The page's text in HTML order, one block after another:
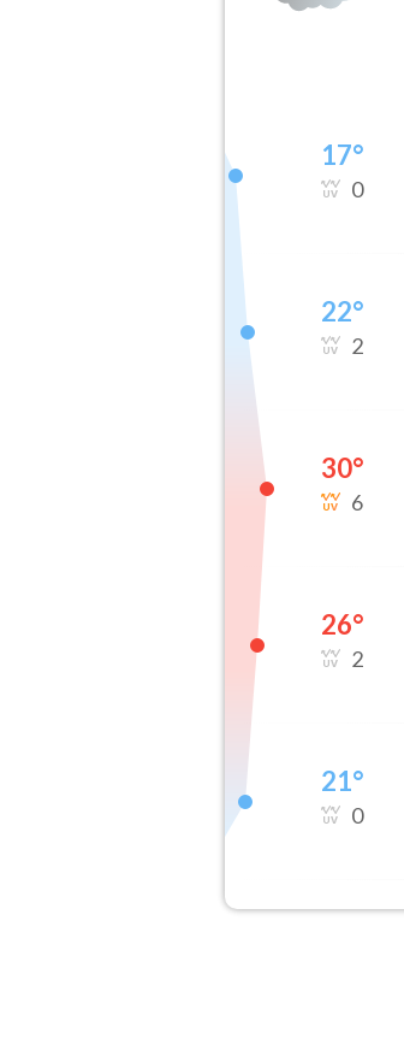
17°
0
22°
2
30°
6
26°
2
21°
0